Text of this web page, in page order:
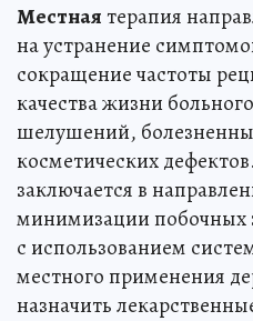
Местная терапия
на устранение
сокращение частоты
качества жизни
шелушений,
косметических
заключается в
минимизации побочных
с использованием
местного применения
назначить